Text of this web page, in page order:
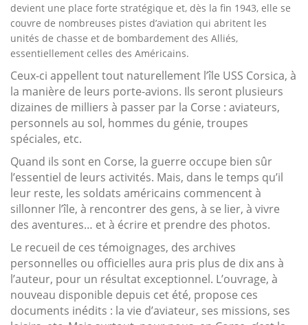
devient une place forte stratégique et, dès la fin 1943, elle se
couvre de nombreuses pistes d’aviation qui abritent les
unités de chasse et de bombardement des Alliés,
essentiellement celles des Américains.
Ceux-ci appellent tout naturellement l’île USS Corsica, à
la manière de leurs porte-avions. Ils seront plusieurs
dizaines de milliers à passer par la Corse : aviateurs,
personnels au sol, hommes du génie, troupes
spéciales, etc.
Quand ils sont en Corse, la guerre occupe bien sûr
l’essentiel de leurs activités. Mais, dans le temps qu’il
leur reste, les soldats américains commencent à
sillonner l’île, à rencontrer des gens, à se lier, à vivre
des aventures… et à écrire et prendre des photos.
Le recueil de ces témoignages, des archives
personnelles ou officielles aura pris plus de dix ans à
l’auteur, pour un résultat exceptionnel. L’ouvrage, à
nouveau disponible depuis cet été, propose ces
documents inédits : la vie d’aviateur, ses missions, ses